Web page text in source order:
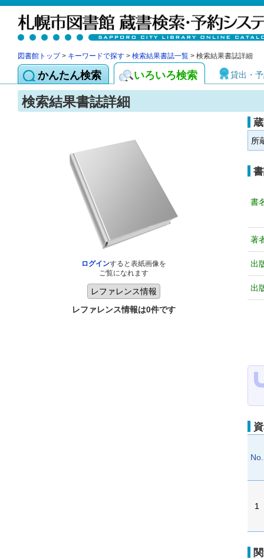
図書館トップ> キーワードで探す > 検索結果書誌一覧 > 検索結果書誌詳細
かんたん検索 いろいろ検索 貸出・
検索結果書誌詳細
ログインすると表紙画像を
ご覧になれます
レファレンス情報は0件です
所
書
著
出
出
No.
1